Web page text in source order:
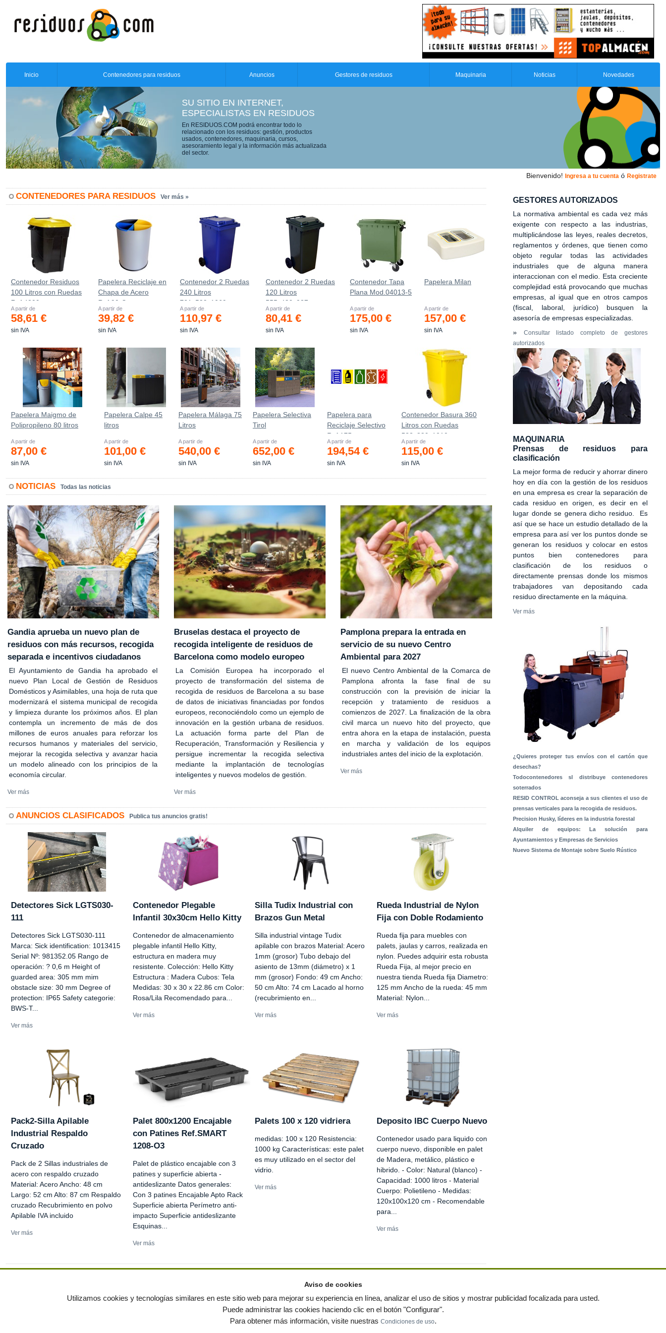
Inicio Contenedores para residuos Anuncios Gestores de residuos Maquinaria Noticias Novedades
SU SITIO EN INTERNET,
ESPECIALISTAS EN RESIDUOS
En RESIDUOS.COM podrá encontrar todo lo
relacionado con los residuos: gestión, productos
usados, contenedores, maquinaria, cursos,
asesoramiento legal y la información más actualizada
del sector.
Bienvenido! Ingresa a tu cuenta ó Registrate
CONTENEDORES PARA RESIDUOS Ver más »
Contenedor Residuos
100 Litros con Ruedas
Ref.4200
A partir de
58,61 €
sin IVA
Papelera Reciclaje en
Chapa de Acero
Ref.90-C
A partir de
39,82 €
sin IVA
Contenedor 2 Ruedas
240 Litros
721х582х1069mm
A partir de
110,97 €
sin IVA
Contenedor 2 Ruedas
120 Litros
555х480х937mm
A partir de
80,41 €
sin IVA
Contenedor Tapa
Plana Mod.04013-5
A partir de
175,00 €
sin IVA
Papelera Milan
A partir de
157,00 €
sin IVA
Papelera Maigmo de
Polipropileno 80 litros
A partir de
87,00 €
sin IVA
Papelera Calpe 45
litros
A partir de
101,00 €
sin IVA
Papelera Málaga 75
Litros
A partir de
540,00 €
sin IVA
Papelera Selectiva
Tirol
A partir de
652,00 €
sin IVA
Papelera para
Reciclaje Selectivo
Ref.175
A partir de
194,54 €
sin IVA
Contenedor Basura 360
Litros con Ruedas
583x880x1010 mm
A partir de
115,00 €
sin IVA
NOTICIAS Todas las noticias
Gandia aprueba un nuevo plan de
residuos con más recursos, recogida
separada e incentivos ciudadanos
El Ayuntamiento de Gandia ha aprobado el
nuevo Plan Local de Gestión de Residuos
Domésticos y Asimilables, una hoja de ruta que
modernizará el sistema municipal de recogida
y limpieza durante los próximos años. El plan
contempla un incremento de más de dos
millones de euros anuales para reforzar los
recursos humanos y materiales del servicio,
mejorar la recogida selectiva y avanzar hacia
un modelo alineado con los principios de la
economía circular.
Ver más
Bruselas destaca el proyecto de
recogida inteligente de residuos de
Barcelona como modelo europeo
La Comisión Europea ha incorporado el
proyecto de transformación del sistema de
recogida de residuos de Barcelona a su base
de datos de iniciativas financiadas por fondos
europeos, reconociéndolo como un ejemplo de
innovación en la gestión urbana de residuos.
La actuación forma parte del Plan de
Recuperación, Transformación y Resiliencia y
persigue incrementar la recogida selectiva
mediante la implantación de tecnologías
inteligentes y nuevos modelos de gestión.
Ver más
Pamplona prepara la entrada en
servicio de su nuevo Centro
Ambiental para 2027
El nuevo Centro Ambiental de la Comarca de
Pamplona afronta la fase final de su
construcción con la previsión de iniciar la
recepción y tratamiento de residuos a
comienzos de 2027. La finalización de la obra
civil marca un nuevo hito del proyecto, que
entra ahora en la etapa de instalación, puesta
en marcha y validación de los equipos
industriales antes del inicio de la explotación.
Ver más
ANUNCIOS CLASIFICADOS Publica tus anuncios gratis!
Detectores Sick LGTS030-
111
Detectores Sick LGTS030-111
Marca: Sick identification: 1013415
Serial Nº: 981352.05 Rango de
operación: ? 0,6 m Height of
guarded area: 305 mm mim
obstacle size: 30 mm Degree of
protection: IP65 Safety categorie:
BWS-T...
Ver más
Contenedor Plegable
Infantil 30x30cm Hello Kitty
Contenedor de almacenamiento
plegable infantil Hello Kitty,
estructura en madera muy
resistente. Colección: Hello Kitty
Estructura : Madera Cubos: Tela
Medidas: 30 x 30 x 22.86 cm Color:
Rosa/Lila Recomendado para...
Ver más
Silla Tudix Industrial con
Brazos Gun Metal
Silla industrial vintage Tudix
apilable con brazos Material: Acero
1mm (grosor) Tubo debajo del
asiento de 13mm (diámetro) x 1
mm (grosor) Fondo: 49 cm Ancho:
50 cm Alto: 74 cm Lacado al horno
(recubrimiento en...
Ver más
Rueda Industrial de Nylon
Fija con Doble Rodamiento
Rueda fija para muebles con
palets, jaulas y carros, realizada en
nylon. Puedes adquirir esta robusta
Rueda Fija, al mejor precio en
nuestra tienda Rueda fija Diametro:
125 mm Ancho de la rueda: 45 mm
Material: Nylon...
Ver más
Pack2-Silla Apilable
Industrial Respaldo
Cruzado
Pack de 2 Sillas industriales de
acero con respaldo cruzado
Material: Acero Ancho: 48 cm
Largo: 52 cm Alto: 87 cm Respaldo
cruzado Recubrimiento en polvo
Apilable IVA incluido
Ver más
Palet 800x1200 Encajable
con Patines Ref.SMART
1208-O3
Palet de plástico encajable con 3
patines y superficie abierta -
antideslizante Datos generales:
Con 3 patines Encajable Apto Rack
Superficie abierta Perímetro anti-
impacto Superficie antideslizante
Esquinas...
Ver más
Palets 100 x 120 vidriera
medidas: 100 x 120 Resistencia:
1000 kg Características: este palet
es muy utilizado en el sector del
vidrio.
Ver más
Deposito IBC Cuerpo Nuevo
Contenedor usado para liquido con
cuerpo nuevo, disponible en palet
de Madera, metálico, plástico e
hibrido. - Color: Natural (blanco) -
Capacidad: 1000 litros - Material
Cuerpo: Polietileno - Medidas:
120x100x120 cm - Recomendable
para...
Ver más
GESTORES AUTORIZADOS
La normativa ambiental es cada vez más
exigente con respecto a las industrias,
multiplicándose las leyes, reales decretos,
reglamentos y órdenes, que tienen como
objeto regular todas las actividades
industriales que de alguna manera
interaccionan con el medio. Esta creciente
complejidad está provocando que muchas
empresas, al igual que en otros campos
(fiscal, laboral, jurídico) busquen la
asesoría de empresas especializadas.
» Consultar listado completo de gestores
autorizados
MAQUINARIA
Prensas de residuos para
clasificación
La mejor forma de reducir y ahorrar dinero
hoy en día con la gestión de los residuos
en una empresa es crear la separación de
cada residuo en origen, es decir en el
lugar donde se genera dicho residuo. Es
así que se hace un estudio detallado de la
empresa para así ver los puntos donde se
generan los residuos y colocar en estos
puntos bien contenedores para
clasificación de los residuos o
directamente prensas donde los mismos
trabajadores van depositando cada
residuo directamente en la máquina.
Ver más
¿Quieres proteger tus envíos con el cartón que
desechas?
Todocontenedores sl distribuye contenedores
soterrados
RESID CONTROL aconseja a sus clientes el uso de
prensas verticales para la recogida de residuos.
Precision Husky, líderes en la industria forestal
Alquiler de equipos: La solución para
Ayuntamientos y Empresas de Servicios
Nuevo Sistema de Montaje sobre Suelo Rústico
© residuos.com - Todos los derechos reservados- Política de privacidad|Condiciones de uso| Contacto|Editores| Mapa web|Preguntas frecuentes
Aviso de cookies
Utilizamos cookies y tecnologías similares en este sitio web para mejorar su experiencia en línea, analizar el uso de sitios y mostrar publicidad focalizada para usted.
Puede administrar las cookies haciendo clic en el botón "Configurar".
Para obtener más información, visite nuestras Condiciones de uso.